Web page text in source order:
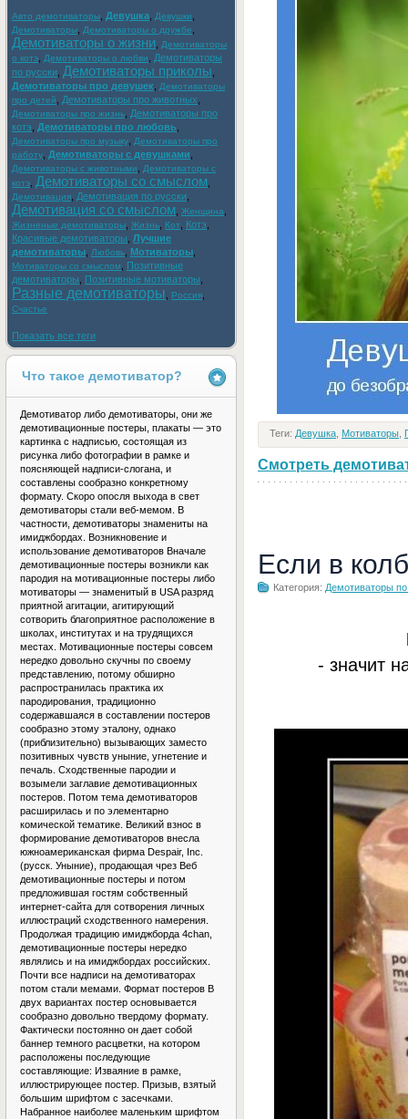
Теги: Девушка Мотиваторы
Смотреть
Если в
Категория: Демотиваторы
- значит
Авто демотиваторы Девушка Девушки
Демотиваторы Демотиваторы о дружбе
Демотиваторы о жизни
Демотиваторы
о котэ
Демотиваторы о любви
Демотиваторы
по русски Демотиваторы приколы
Демотиваторы про девушек
Демотиваторы
про детей
Демотиваторы про животных
Демотиваторы про жизнь
Демотиваторы про
котэ
Демотиваторы про любовь
Демотиваторы про музыку
Демотиваторы про
работу
Демотиваторы с девушками
Демотиваторы с животными
Демотиваторы с
котэ
Демотиваторы со смыслом
Демотивация Демотивация по русски
Демотивация со смыслом Женщина
Жизненые демотиваторы Жизнь Кот Котэ
Красивые демотиваторы Лучшие
демотиваторы
Любовь Мотиваторы
Мотиваторы со смыслом
Позитивные
демотиваторы
Позитивные мотиваторы
Разные демотиваторы Россия
Счастье
Показать все теги
Что такое демотиватор?
Демотиватор либо демотиваторы, они же
демотивационные постеры, плакаты — это
картинка с надписью, состоящая из
рисунка либо фотографии в рамке и
поясняющей надписи-слогана, и
составлены сообразно конкретному
формату. Скоро опосля выхода в свет
демотиваторы стали веб-мемом. В
частности, демотиваторы знамениты на
имиджбордах. Возникновение и
использование демотиваторов Вначале
демотивационные постеры возникли как
пародия на мотивационные постеры либо
мотиваторы — знаменитый в USA разряд
приятной агитации, агитирующий
сотворить благоприятное расположение в
школах, институтах и на трудящихся
местах. Мотивационные постеры совсем
нередко довольно скучны по своему
представлению, потому обширно
распространилась практика их
пародирования, традиционно
содержавшаяся в составлении постеров
сообразно этому эталону, однако
(приблизительно) вызывающих заместо
позитивных чувств уныние, угнетение и
печаль. Сходственные пародии и
возымели заглавие демотивационных
постеров. Потом тема демотиваторов
расширилась и по элементарно
комической тематике. Великий взнос в
формирование демотиваторов внесла
южноамериканская фирма Despair, Inc.
(русск. Уныние), продающая чрез Веб
демотивационные постеры и потом
предложившая гостям собственный
интернет-сайта для сотворения личных
иллюстраций сходственного намерения.
Продолжая традицию имиджборда 4chan,
демотивационные постеры нередко
являлись и на имиджбордах российских.
Почти все надписи на демотиваторах
потом стали мемами. Формат постеров В
двух вариантах постер основывается
сообразно довольно твердому формату.
Фактически постоянно он дает собой
баннер темного расцветки, на котором
расположены последующие
составляющие: Изваяние в рамке,
иллюстрирующее постер. Призыв, взятый
большим шрифтом с засечками.
Набранное наиболее маленьким шрифтом